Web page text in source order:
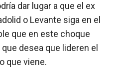
dar lugar a que el ex
o Levante siga en el
que en este choque
desea que lideren el
que viene.